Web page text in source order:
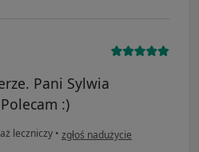
Pani Sylwia
:)
leczniczy • w opinii użytkownika Małgorzata
zgłoś nadużycie